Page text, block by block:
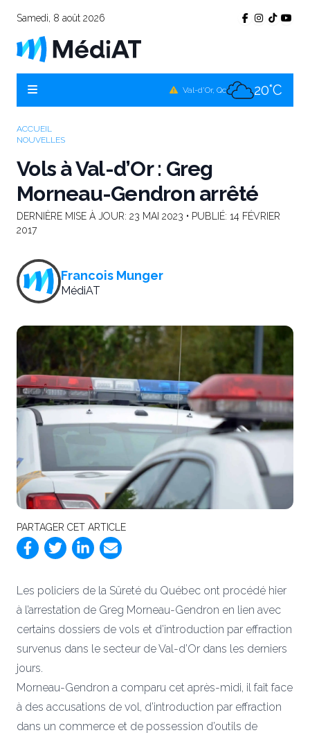
Samedi, 8 août 2026
Val-d'Or, Qc 20°C
ACCUEIL
NOUVELLES
Vols à Val-d’Or : Greg
Morneau-Gendron arrêté
DERNIÈRE MISE À JOUR: 23 MAI 2023 • PUBLIÉ: 14 FÉVRIER
2017
Francois Munger
MédiAT
PARTAGER CET ARTICLE
Les policiers de la Sûreté du Québec ont procédé hier
à l’arrestation de Greg Morneau-Gendron en lien avec
certains dossiers de vols et d’introduction par effraction
survenus dans le secteur de Val-d’Or dans les derniers
jours.
Morneau-Gendron a comparu cet après-midi, il fait face
à des accusations de vol, d’introduction par effraction
dans un commerce et de possession d’outils de